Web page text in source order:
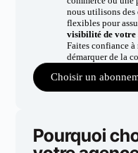
nous utilisons
flexibles pour
visibilité de votre
Faites confiance
démarquer de la
Choisir un
Pourquoi